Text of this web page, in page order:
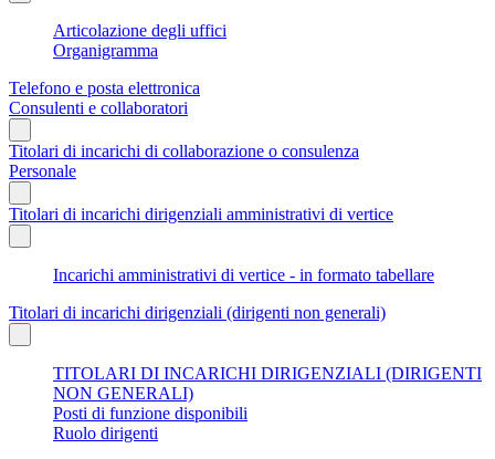
Articolazione degli uffici
Organigramma
Telefono e posta elettronica
Consulenti e collaboratori
Titolari di incarichi di collaborazione o consulenza
Personale
Titolari di incarichi dirigenziali amministrativi di vertice
Incarichi amministrativi di vertice - in formato tabellare
Titolari di incarichi dirigenziali (dirigenti non generali)
TITOLARI DI INCARICHI DIRIGENZIALI (DIRIGENTI
NON GENERALI)
Posti di funzione disponibili
Ruolo dirigenti